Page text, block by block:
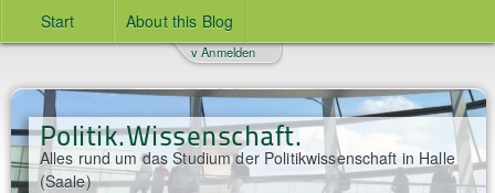
Start About this Blog
Politik.Wissenschaft.
Alles rund um das Studium der Politikwissenschaft in Halle
(Saale)
v Anmelden